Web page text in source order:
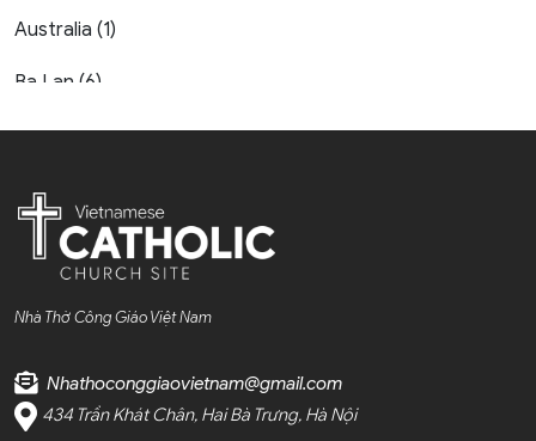
Australia (1)
Ba Lan (6)
Bahrain (1)
Bỉ (7)
Bờ Biển Ngà (1)
Bosnia and Herzegovina
(1)
Nhà Thờ Công Giáo Việt Nam
Nhathoconggiaovietnam@gmail.com
434 Trần Khát Chân, Hai Bà Trưng, Hà Nội